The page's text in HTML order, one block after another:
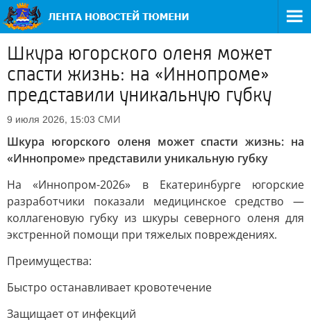
Шкура югорского оленя может
спасти жизнь: на «Иннопроме»
представили уникальную губку
9 июля 2026, 15:03 СМИ
Шкура югорского оленя может спасти жизнь: на
«Иннопроме» представили уникальную губку
На «Иннопром-2026» в Екатеринбурге югорские
разработчики показали медицинское средство —
коллагеновую губку из шкуры северного оленя для
экстренной помощи при тяжелых повреждениях.
Преимущества:
Быстро останавливает кровотечение
Защищает от инфекций